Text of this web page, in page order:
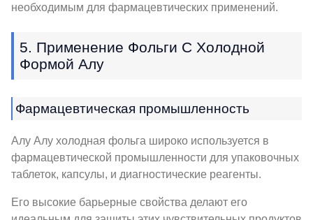
необходимым для фармацевтических применений.
5. Применение Фольги С Холодной
Формой Алу
Фармацевтическая промышленность
Алу Алу холодная фольга широко используется в
фармацевтической промышленности для упаковочных
таблеток, капсулы, и диагностические реагенты.
Его высокие барьерные свойства делают его